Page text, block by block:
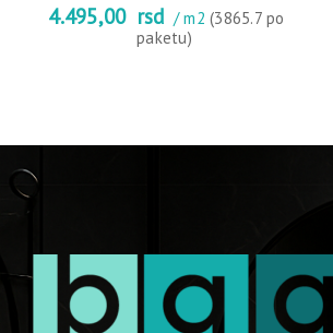
4.495,00 rsd / m2 (3865.7 po
paketu)